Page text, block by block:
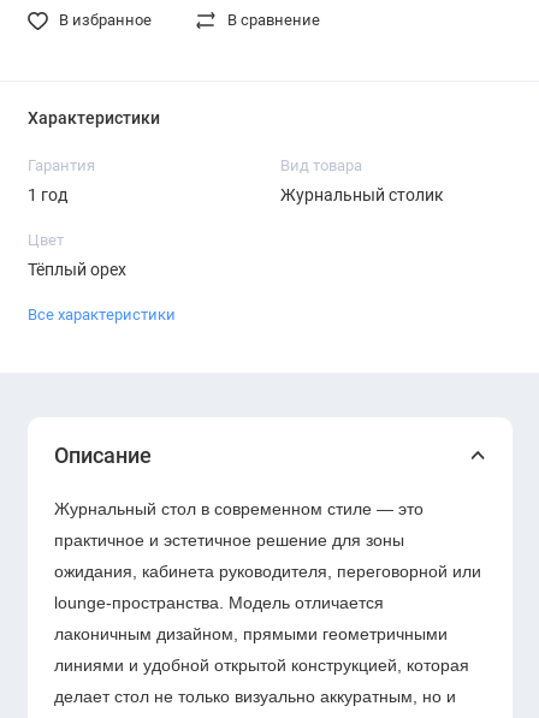
В избранное В сравнение
Характеристики
Гарантия
1 год
Вид товара
Журнальный столик
Цвет
Тёплый орех
Все характеристики
Описание
Журнальный стол в современном стиле — это
практичное и эстетичное решение для зоны
ожидания, кабинета руководителя, переговорной или
lounge-пространства. Модель отличается
лаконичным дизайном, прямыми геометричными
линиями и удобной открытой конструкцией, которая
делает стол не только визуально аккуратным, но и